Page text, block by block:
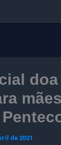
de 2021